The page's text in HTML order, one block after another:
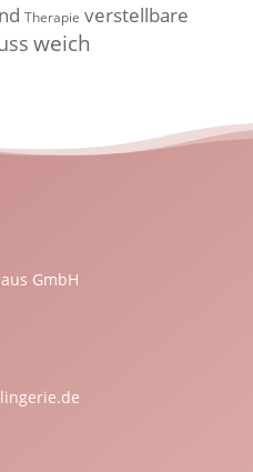
Therapie verstellbare
weich
GmbH